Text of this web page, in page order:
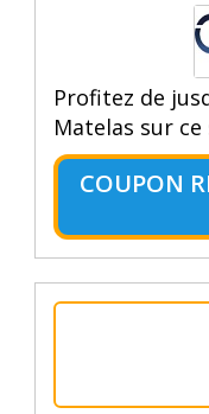
Profitez de
Matelas sur
COUPON